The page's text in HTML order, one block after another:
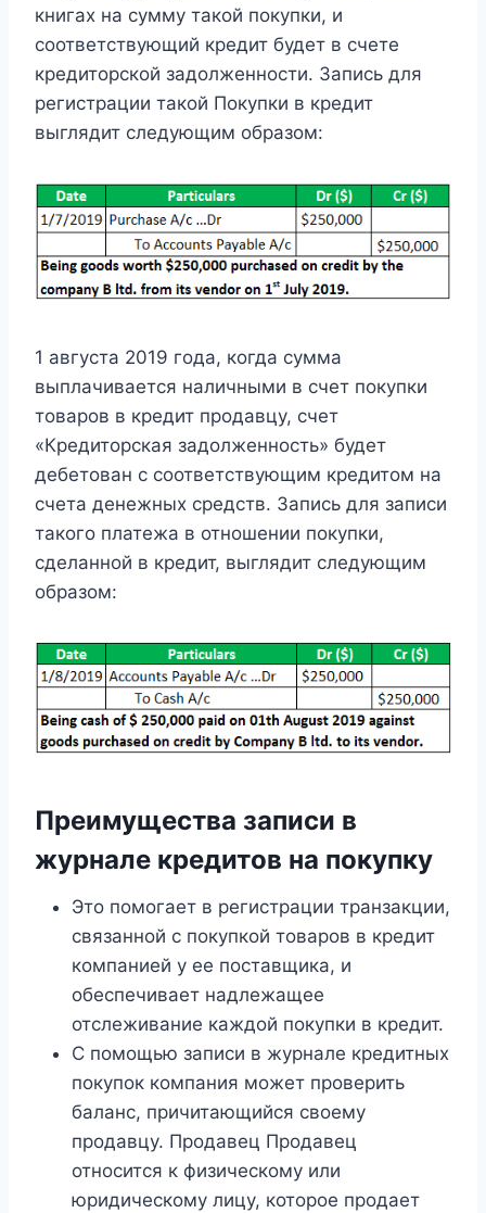
книгах на сумму такой покупки, и
соответствующий кредит будет в счете
кредиторской задолженности. Запись для
регистрации такой Покупки в кредит
выглядит следующим образом:
1 августа 2019 года, когда сумма
выплачивается наличными в счет покупки
товаров в кредит продавцу, счет
«Кредиторская задолженность» будет
дебетован с соответствующим кредитом на
счета денежных средств. Запись для записи
такого платежа в отношении покупки,
сделанной в кредит, выглядит следующим
образом:
Преимущества записи в
журнале кредитов на покупку
Это помогает в регистрации транзакции,
связанной с покупкой товаров в кредит
компанией у ее поставщика, и
обеспечивает надлежащее
отслеживание каждой покупки в кредит.
С помощью записи в журнале кредитных
покупок компания может проверить
баланс, причитающийся своему
продавцу. Продавец Продавец
относится к физическому или
юридическому лицу, которое продает